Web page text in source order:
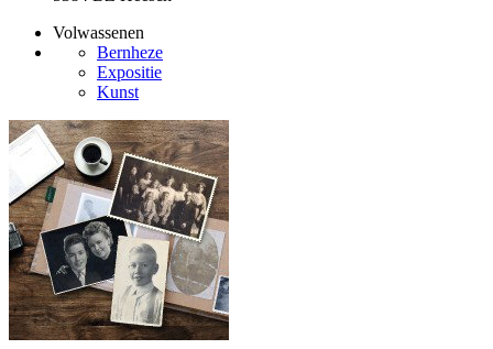
Volwassenen
Bernheze
Expositie
Kunst